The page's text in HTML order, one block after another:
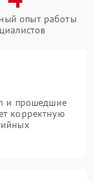
опыт работы
и прошедшие
корректную